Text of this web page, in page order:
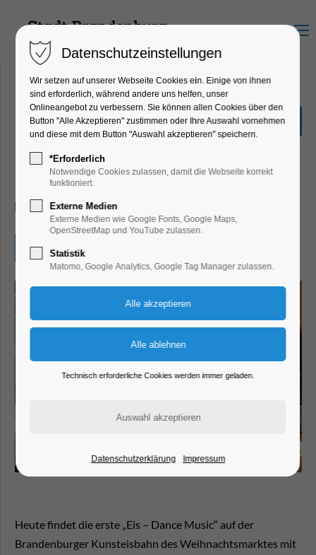
Menu
Weihnachtsmarkt: Eis-
Dance-Musik
Highlight, Markt, Party, Feiern, Fest,
Winterzauber
29.11.2025, 18:00
Eintritt frei
Heute findet die erste „Eis – Dance Music“ auf der
Brandenburger Kunsteisbahn des Weihnachtsmarktes mit
Datenschutzeinstellungen
Wir setzen auf unserer Webseite Cookies ein. Einige von ihnen
sind erforderlich, während andere uns helfen, unser
Onlineangebot zu verbessern. Sie können allen Cookies über den
Button "Alle Akzeptieren" zustimmen oder Ihre Auswahl vornehmen
und diese mit dem Button "Auswahl akzeptieren" speichern.
*Erforderlich
Notwendige Cookies zulassen, damit die Webseite korrekt
funktioniert.
Externe Medien
Externe Medien wie Google Fonts, Google Maps,
OpenStreetMap und YouTube zulassen.
Statistik
Matomo, Google Analytics, Google Tag Manager zulassen.
Technisch erforderliche Cookies werden immer geladen.
Datenschutzerklärung Impressum